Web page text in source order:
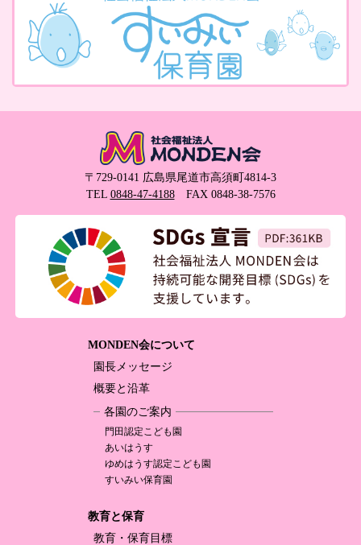
〒729-0141 広島県尾道市高須町4814-3
TEL 0848-47-4188FAX 0848-38-7576
MONDEN会について
園長メッセージ
概要と沿革
各園のご案内
門田認定 こども園
あいはうす
ゆめはうす認定 こども園
すいみい保育園
教育と保育
教育・保育目標